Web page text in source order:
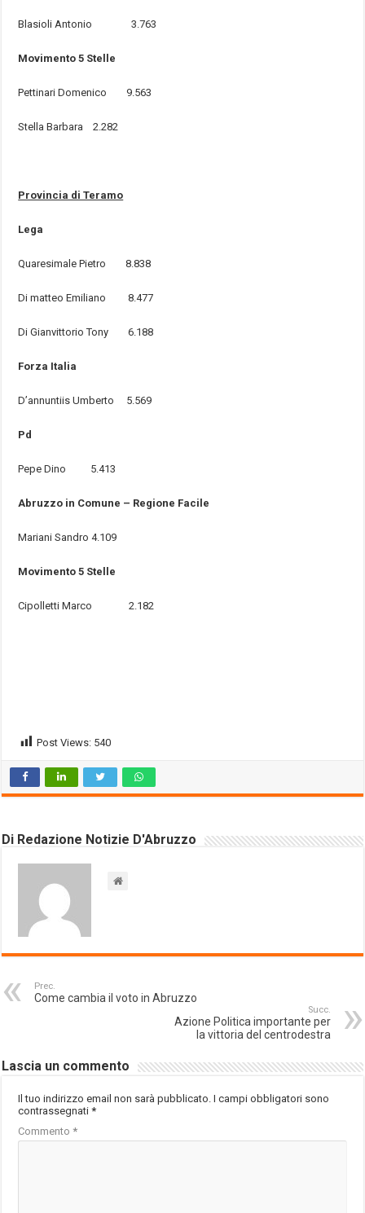
Blasioli Antonio 3.763
Movimento 5 Stelle
Pettinari Domenico 9.563
Stella Barbara 2.282
Provincia di Teramo
Lega
Quaresimale Pietro 8.838
Di matteo Emiliano 8.477
Di Gianvittorio Tony 6.188
Forza Italia
D’annuntiis Umberto 5.569
Pd
Pepe Dino 5.413
Abruzzo in Comune – Regione Facile
Mariani Sandro 4.109
Movimento 5 Stelle
Cipolletti Marco 2.182
Post Views: 540
Di Redazione Notizie D'Abruzzo
Prec.
Come cambia il voto in Abruzzo
Succ.
Azione Politica importante per
la vittoria del centrodestra
Lascia un commento
Il tuo indirizzo email non sarà pubblicato. I campi obbligatori sono
contrassegnati*
Commento*